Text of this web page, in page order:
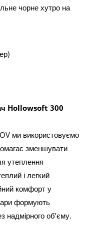
чорне хутро на
Hollowsoft 300
ми використовуємо
зменшувати
утеплення
і легкий
комфорт у
формують
об’єму.